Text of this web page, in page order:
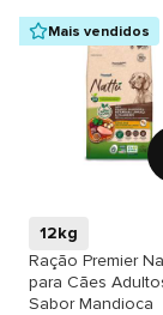
Mais vendidos
12kg
Ração Premier
para Cães
Sabor Mandioca